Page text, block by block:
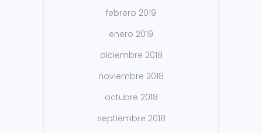
febrero 2019
enero 2019
diciembre 2018
noviembre 2018
octubre 2018
septiembre 2018